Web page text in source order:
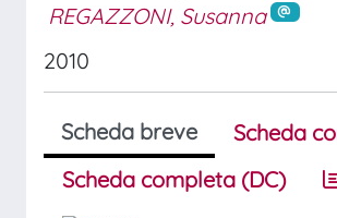
REGAZZONI, Susanna
2010
Scheda breve
Scheda
Scheda completa (DC)